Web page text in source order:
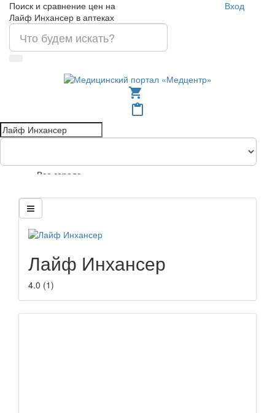
Поиск и сравнение цен на
Лайф Инхансер в аптеках
Вход
shopping_cart
content_paste
Все города
Лайф Инхансер
4.0 (1)